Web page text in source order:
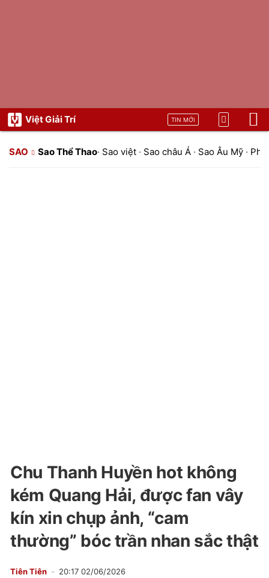
Việt Giải Trí TIN MỚI
SAO Sao Thể Thao· Sao việt · Sao châu Á · Sao Âu Mỹ ·
Chu Thanh Huyền hot không
kém Quang Hải, được fan vây
kín xin chụp ảnh, “cam
thường” bóc trần nhan sắc thật
Tiên Tiên 20:17 02/06/2026